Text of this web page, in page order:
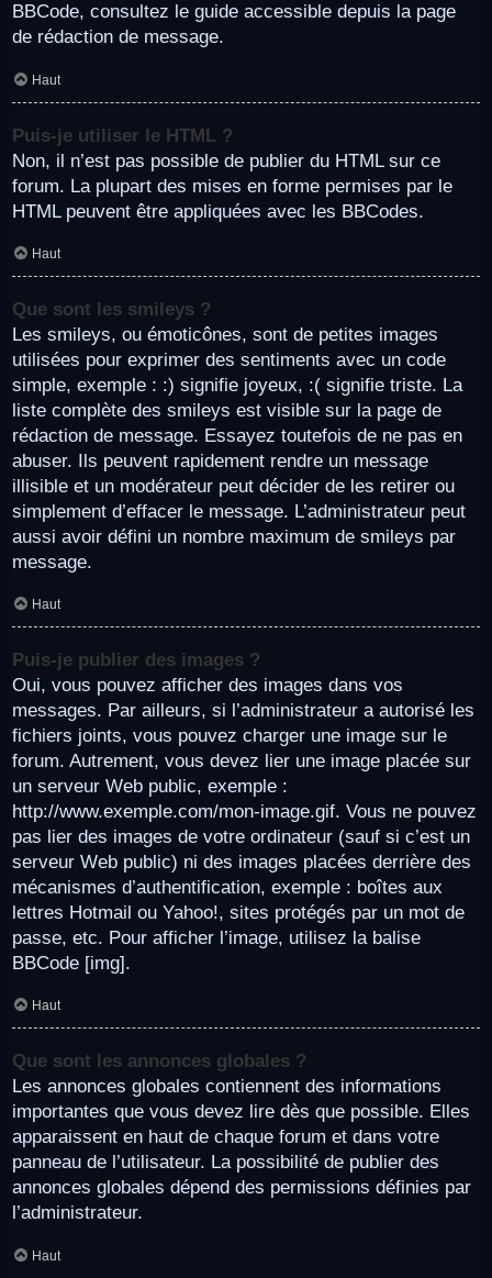
BBCode, consultez le guide accessible depuis la page
de rédaction de message.
Haut
Puis-je utiliser le HTML ?
Non, il n’est pas possible de publier du HTML sur ce
forum. La plupart des mises en forme permises par le
HTML peuvent être appliquées avec les BBCodes.
Haut
Que sont les smileys ?
Les smileys, ou émoticônes, sont de petites images
utilisées pour exprimer des sentiments avec un code
simple, exemple : :) signifie joyeux, :( signifie triste. La
liste complète des smileys est visible sur la page de
rédaction de message. Essayez toutefois de ne pas en
abuser. Ils peuvent rapidement rendre un message
illisible et un modérateur peut décider de les retirer ou
simplement d’effacer le message. L’administrateur peut
aussi avoir défini un nombre maximum de smileys par
message.
Haut
Puis-je publier des images ?
Oui, vous pouvez afficher des images dans vos
messages. Par ailleurs, si l’administrateur a autorisé les
fichiers joints, vous pouvez charger une image sur le
forum. Autrement, vous devez lier une image placée sur
un serveur Web public, exemple :
http://www.exemple.com/mon-image.gif. Vous ne pouvez
pas lier des images de votre ordinateur (sauf si c’est un
serveur Web public) ni des images placées derrière des
mécanismes d’authentification, exemple : boîtes aux
lettres Hotmail ou Yahoo!, sites protégés par un mot de
passe, etc. Pour afficher l’image, utilisez la balise
BBCode [img].
Haut
Que sont les annonces globales ?
Les annonces globales contiennent des informations
importantes que vous devez lire dès que possible. Elles
apparaissent en haut de chaque forum et dans votre
panneau de l’utilisateur. La possibilité de publier des
annonces globales dépend des permissions définies par
l’administrateur.
Haut